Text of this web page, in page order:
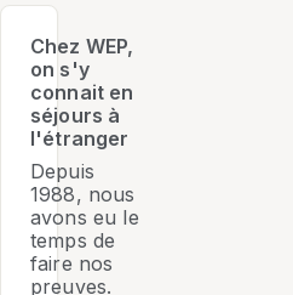
Chez WEP,
on s'y
connait en
séjours à
l'étranger
Depuis
1988, nous
avons eu le
temps de
faire nos
preuves.